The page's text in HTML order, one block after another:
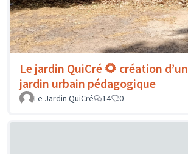
Le jardin QuiCré 🌻 création d’un
jardin urbain pédagogique
Le Jardin QuiCré
14 0